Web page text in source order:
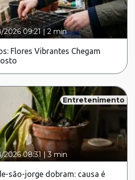
09:21|2 min
Flores Vibrantes Chegam
Entretenimento
08:31 |3 min
são-jorge dobram: causa é